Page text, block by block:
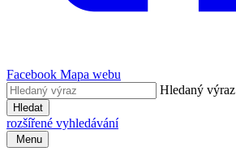
Facebook Mapa webu
Hledaný výraz
Hledat
rozšířené vyhledávání
Menu